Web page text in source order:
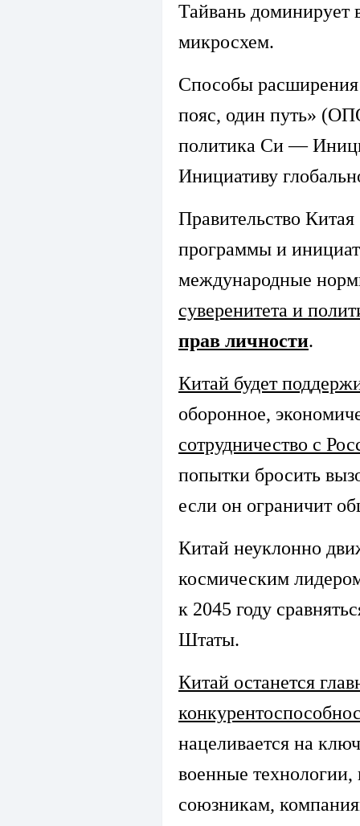
Тайвань доминирует
микросхем.
Способы
пояс, один путь»
политика Си —
Инициативу
Правительство Китая
программы и
международные
суверенитета и
прав личности.
Китай будет
оборонное,
сотрудничество с
попытки бросить
если он ограничит
Китай неуклонно
космическим
к 2045 году
Штаты.
Китай останется
нацеливается на
военные
союзникам,